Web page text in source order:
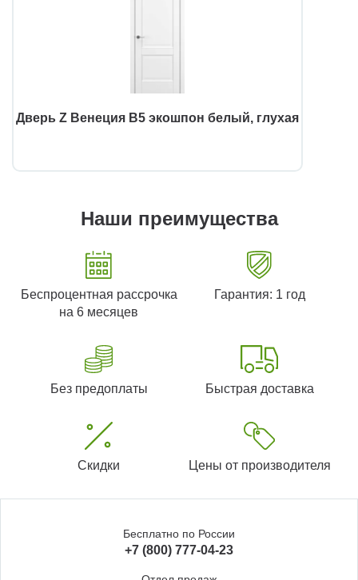
Дверь Z Венеция В5 экошпон белый, глухая
Наши преимущества
Беспроцентная рассрочка
на 6 месяцев
Гарантия: 1 год
Без предоплаты Быстрая доставка
Скидки Цены от производителя
Бесплатно по России
+7 (800) 777-04-23